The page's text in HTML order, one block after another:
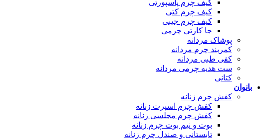
کیف چرم پاسپورتی
کیف چرم کتی
کیف چرم جیبی
جا کارتی چرمی
پوشاک مردانه
کمربند چرم مردانه
کفی طبی مردانه
ست هدیه چرمی مردانه
کتانی
بانوان
کفش چرم زنانه
کفش چرم اسپرت زنانه
کفش چرم مجلسی زنانه
بوت و نیم بوت چرم زنانه
تابستانی و صندل چرم زنانه